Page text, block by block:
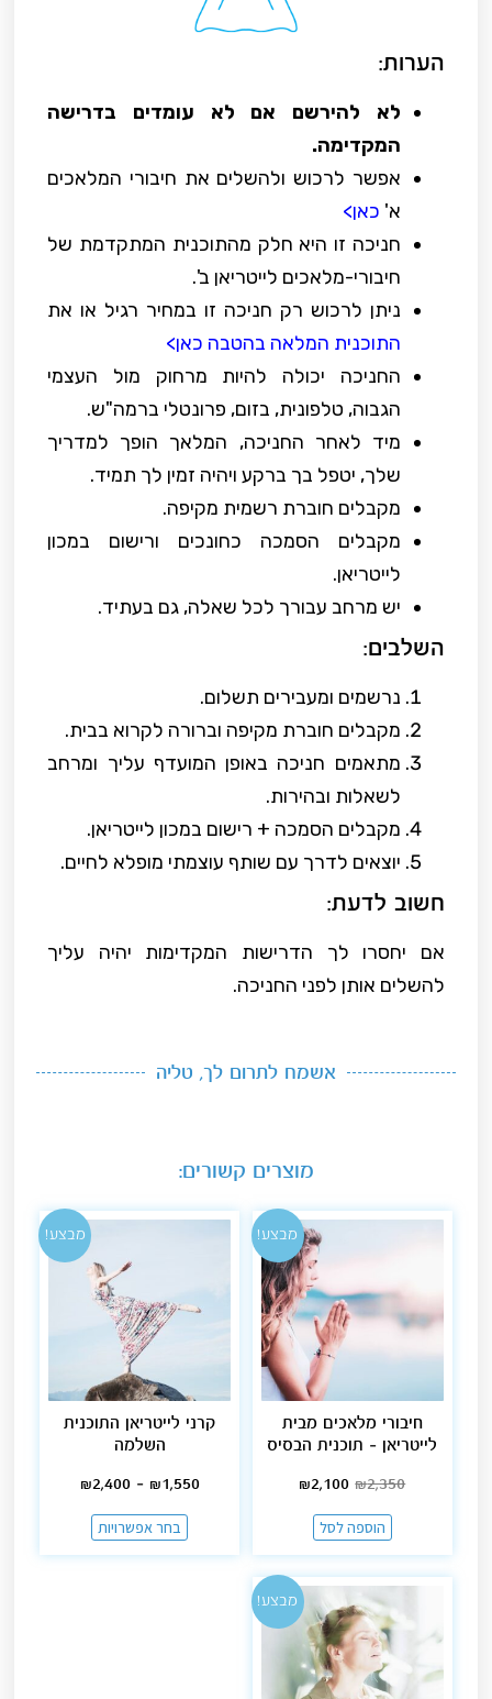
הערות:
לא להירשם אם לא עומדים בדרישה
המקדימה.
אפשר לרכוש ולהשלים את חיבורי המלאכים
א' כאן>
חניכה זו היא חלק מהתוכנית המתקדמת של
חיבורי-מלאכים לייטריאן ב'.
ניתן לרכוש רק חניכה זו במחיר רגיל או את
התוכנית המלאה בהטבה כאן>
החניכה יכולה להיות מרחוק מול העצמי
הגבוה, טלפונית, בזום, פרונטלי ברמה"ש.
מיד לאחר החניכה, המלאך הופך למדריך
שלך, יטפל בך ברקע ויהיה זמין לך תמיד.
מקבלים חוברת רשמית מקיפה.
מקבלים הסמכה כחונכים ורישום במכון
לייטריאן.
יש מרחב עבורך לכל שאלה, גם בעתיד.
השלבים:
נרשמים ומעבירים תשלום.
מקבלים חוברת מקיפה וברורה לקרוא בבית.
מתאמים חניכה באופן המועדף עליך ומרחב
לשאלות ובהירות.
מקבלים הסמכה + רישום במכון לייטריאן.
יוצאים לדרך עם שותף עוצמתי מופלא לחיים.
חשוב לדעת:
אם יחסרו לך הדרישות המקדימות יהיה עליך
להשלים אותן לפני החניכה.
אשמח לתרום לך, טליה
מוצרים קשורים:
מבצע!
חיבורי מלאכים מבית
לייטריאן – תוכנית הבסיס
₪2,350
₪2,100
הוספה לסל
מבצע!
קרני לייטריאן התוכנית
השלמה
₪1,550
–
₪2,400
בחר אפשרויות
מבצע!